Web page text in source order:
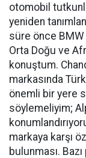
otomobil
yeniden
süre önce
Orta Doğu ve
konuştum.
markasında
önemli bir yere
söylemeliyim;
markaya karşı
bulunması.